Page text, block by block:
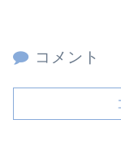
コメント